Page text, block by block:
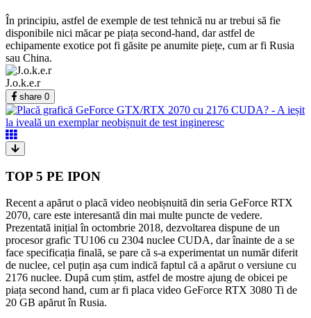
În principiu, astfel de exemple de test tehnică nu ar trebui să fie
disponibile nici măcar pe piața second-hand, dar astfel de
echipamente exotice pot fi găsite pe anumite piețe, cum ar fi Rusia
sau China.
J.o.k.e.r
share 0
TOP 5 PE IPON
Recent a apărut o placă video neobișnuită din seria GeForce RTX
2070, care este interesantă din mai multe puncte de vedere.
Prezentată inițial în octombrie 2018, dezvoltarea dispune de un
procesor grafic TU106 cu 2304 nuclee CUDA, dar înainte de a se
face specificația finală, se pare că s-a experimentat un număr diferit
de nuclee, cel puțin așa cum indică faptul că a apărut o versiune cu
2176 nuclee. După cum știm, astfel de mostre ajung de obicei pe
piața second hand, cum ar fi placa video GeForce RTX 3080 Ti de
20 GB apărut în Rusia.